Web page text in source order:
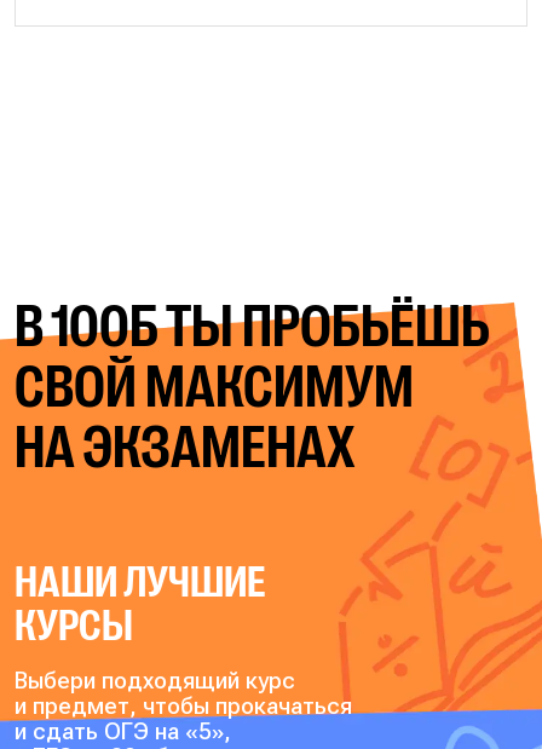
В 100Б ТЫ ПРОБЬЁШЬ
СВОЙМАКСИМУМ
НА ЭКЗАМЕНАХ
НАШИ ЛУЧШИЕ
КУРСЫ
Выбери подходящий курс
и предмет, чтобы прокачаться
и сдать ОГЭ на «5»,